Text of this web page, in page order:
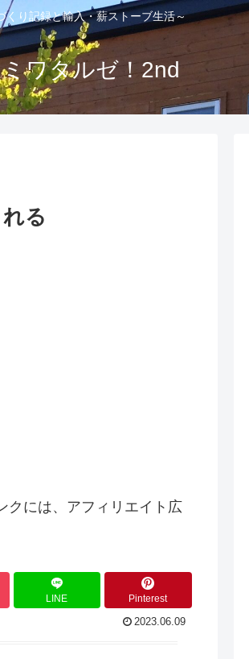
くり記録と輸入・薪ストーブ生活～
ワタルゼ！2nd
る
クには、アフィリエイト広
LINE Pinterest
2023.06.09